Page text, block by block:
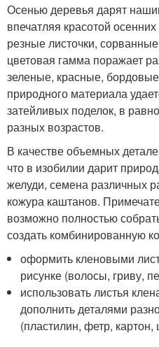
Осенью деревья дарят
впечатляя красотой
резные листочки,
цветовая гамма поражает
зеленые, красные,
природного материала
затейливых поделок, в
разных возрастов.
В качестве объемных
что в изобилии дарит
желуди, семена различных
кожура каштанов.
возможно полностью
создать комбинированную
оформить кленовыми
рисунке (волосы, гриву,
использовать листья
дополнить деталями
(пластилин, фетр, картон,